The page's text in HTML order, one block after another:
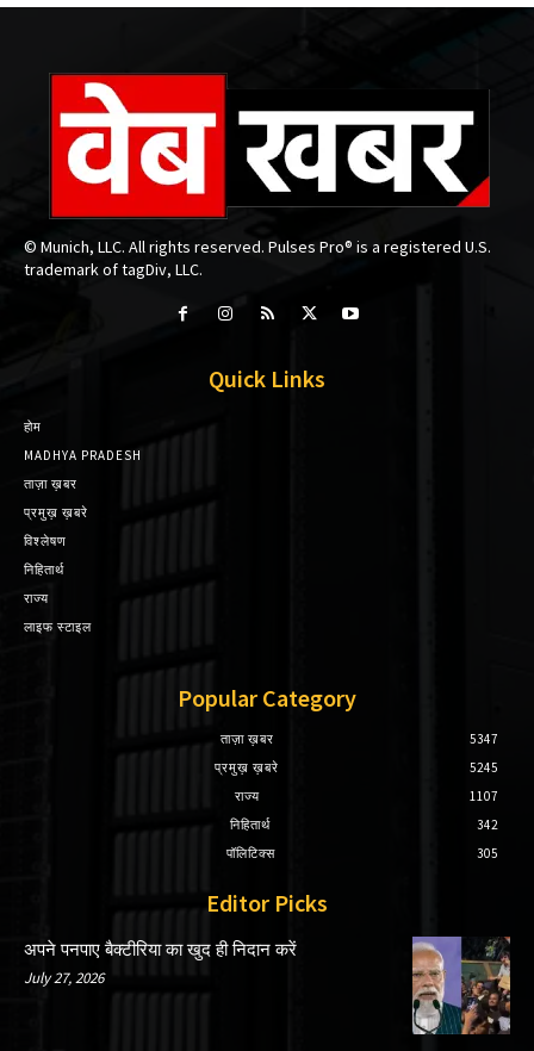
© Munich, LLC. All rights reserved. Pulses Pro® is a registered U.S.
trademark of tagDiv, LLC.
Quick Links
होम
MADHYA PRADESH
ताज़ा ख़बर
प्रमुख़ ख़बरे
विश्लेषण
निहितार्थ
राज्य
लाइफ स्टाइल
Popular Category
ताज़ा ख़बर
5347
प्रमुख़ ख़बरे
5245
राज्य
1107
निहितार्थ
342
पॉलिटिक्स
305
Editor Picks
अपने पनपाए बैक्टीरिया का खुद ही निदान करें
July 27, 2026